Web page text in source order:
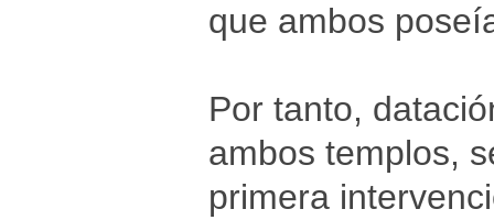
que ambos
Por tanto,
ambos templos,
primera